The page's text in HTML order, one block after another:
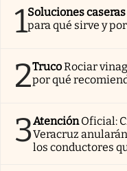
1Soluciones caseras
para qué sirve y
2TrucoRociar
por qué
3AtenciónOficial:
Veracruz
los conductores